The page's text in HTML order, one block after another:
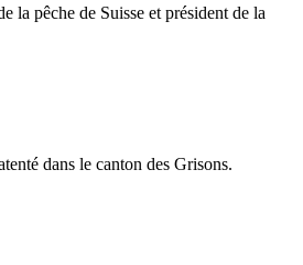
la pêche de Suisse et président de la
dans le canton des Grisons.